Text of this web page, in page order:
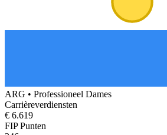
ARG • Professioneel Dames
Carrièreverdiensten
€ 6.619
FIP Punten